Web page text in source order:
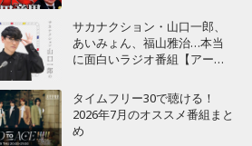
サカナクション・山口一郎、
あいみょん、福山雅治…本当
に面白いラジオ番組【アーテ
タイムフリー30で聴ける！
2026年7月のオススメ番組まと
め